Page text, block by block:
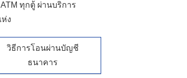
ทุกตู้ ผ่านบริการ
ง
วิธีการโอนผ่านบัญชี
ธนาคาร